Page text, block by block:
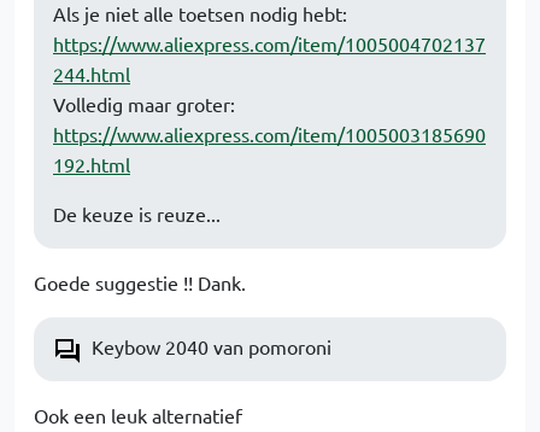
Als je niet alle toetsen nodig hebt:
https://www.aliexpress.com/item/1005004702137
244.html
Volledig maar groter:
https://www.aliexpress.com/item/1005003185690
192.html
De keuze is reuze...
Goede suggestie !! Dank.
Keybow 2040 van pomoroni
Ook een leuk alternatief